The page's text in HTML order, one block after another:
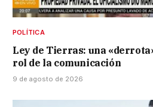
POLÍTICA
Ley de Tierras: una
rol de la comunicación
9 de agosto de 2026